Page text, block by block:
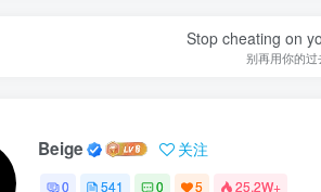
Stop cheating on
别再用你的
Beige 关注
0 541 0 5 25.2W+